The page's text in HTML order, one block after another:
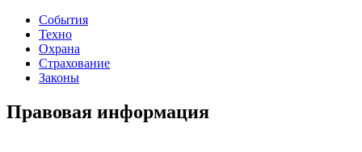
События
Техно
Охрана
Страхование
Законы
Правовая информация